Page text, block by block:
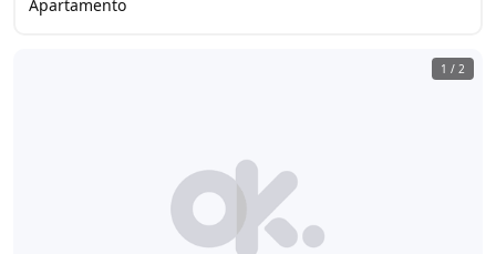
Apartamento
1 / 2